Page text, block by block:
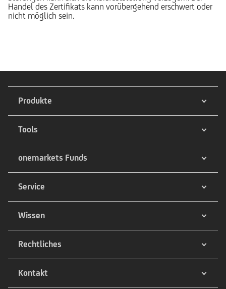
Handel des Zertifikats kann vorübergehend erschwert oder
nicht möglich sein.
Produkte
Tools
onemarkets Funds
Service
Wissen
Rechtliches
Kontakt